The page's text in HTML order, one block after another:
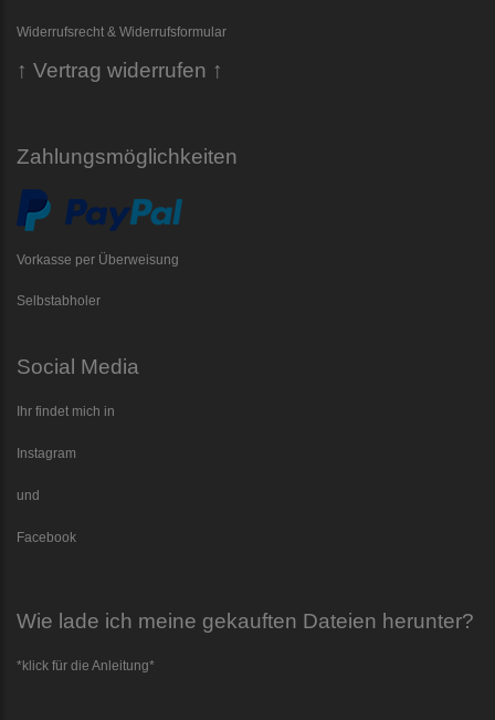
Widerrufsrecht & Widerrufsformular
↑ Vertrag widerrufen ↑
Zahlungsmöglichkeiten
Vorkasse per Überweisung
Selbstabholer
Social Media
Ihr findet mich in
Instagram
und
Facebook
Wie lade ich meine gekauften Dateien herunter?
*klick für die Anleitung*